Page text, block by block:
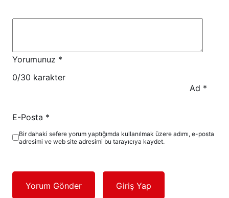
Yorumunuz *
0/30 karakter
Ad *
E-Posta *
Bir dahaki sefere yorum yaptığımda kullanılmak üzere adımı, e-posta
adresimi ve web site adresimi bu tarayıcıya kaydet.
Yorum Gönder Giriş Yap